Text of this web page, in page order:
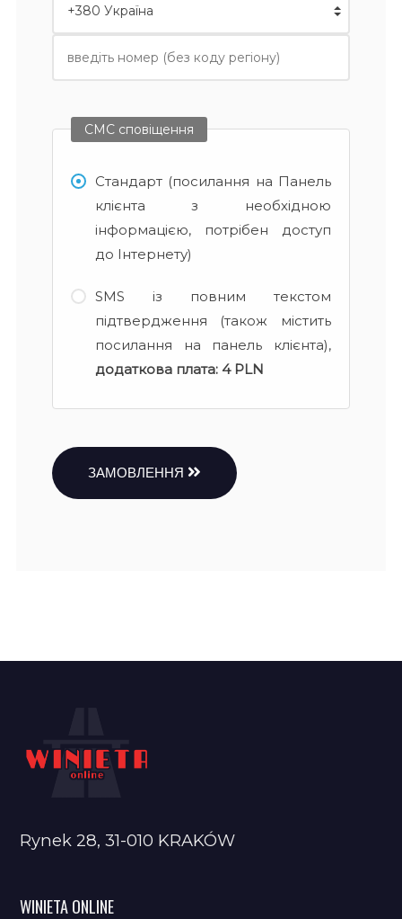
СМС сповіщення
Стандарт (посилання на Панель
клієнта з необхідною
інформацією, потрібен доступ
до Інтернету)
SMS із повним текстом
підтвердження (також містить
посилання на панель клієнта),
додаткова плата: 4 PLN
ЗАМОВЛЕННЯ
Rynek 28, 31-010 KRAKÓW
WINIETA ONLINE